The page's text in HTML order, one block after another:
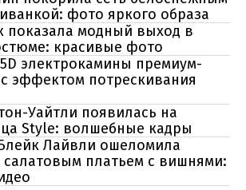
фото яркого образа
показала модный выход в
красивые фото
электрокамины премиум-
с эффектом потрескивания
Уайтли появилась на
Style: волшебные кадры
Лайвли ошеломила
платьем с вишнями: